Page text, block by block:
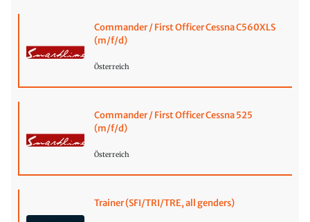
Commander / First Officer Cessna C560XLS
(m/f/d)
Österreich
Commander / First Officer Cessna 525
(m/f/d)
Österreich
Trainer (SFI/TRI/TRE, all genders)